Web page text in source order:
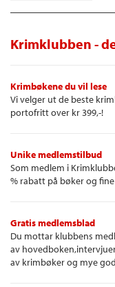
Krimklubben -
Krimbøkene du vil lese
Vi velger ut de beste
portofritt over kr 399,-!
Unike medlemstilbud
Som medlem i
% rabatt på bøker og
Gratis medlemsblad
Du mottar klubbens
av
av krimbøker og mye